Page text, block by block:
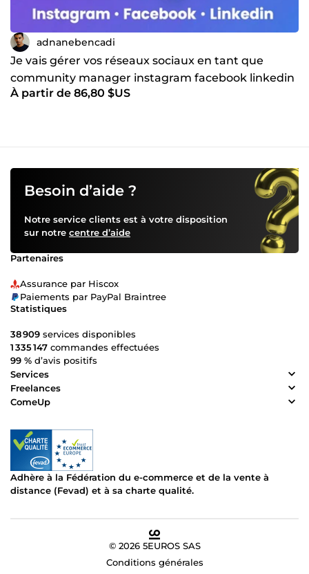
adnanebencadi
Je vais gérer vos réseaux sociaux en tant que
community manager instagram facebook linkedin
À partir de 86,80 $US
Besoin d’aide ?
Notre service clients est à votre disposition
sur notre centre d’aide
Partenaires
Assurance par Hiscox
Paiements par PayPal Braintree
Statistiques
38 909 services disponibles
1 335 147 commandes effectuées
99 % d’avis positifs
Services
Freelances
ComeUp
Adhère à la Fédération du e-commerce et de la vente à
distance (Fevad) et à sa charte qualité.
© 2026 5EUROS SAS
Conditions générales